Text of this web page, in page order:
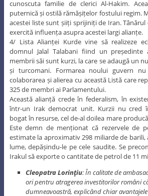
cunoscuta familie de clerici Al-Hakim.
puternică și ostilă rămășițelor fostului regim.
acestei liste sunt șiiți sprijiniți de Iran.
exercită influența asupra acestei largi alianțe.
4/ Lista Alianței Kurde vine să realizeze
domnul Jalal Talabani fiind un președinte
membrii săi sunt kurzi, la care se adaugă un
și turcomani. Formarea noului guvern
colaborarea și alierea cu această Listă care
325 de membri ai Parlamentului.
Această alianță crede în federalism, în
într-un Irak democrat unit. Kurzii nu cred
bogat în resurse, cel de-al doilea mare
Este demn de menționat că rezervele de
estimate la aproximativ 298 miliarde de barili,
lume, depășindu-le pe cele saudite. Se
Irakul să exporte o cantitate de petrol de 11
Cleopatra Lorinţiu: În calitate de
ori pentru atragerea investitorilor români
dumneavoastră, explicând chiar